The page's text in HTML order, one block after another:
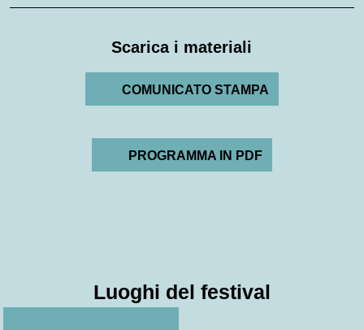
Scarica i materiali
COMUNICATO STAMPA
PROGRAMMA IN PDF
Luoghi del festival